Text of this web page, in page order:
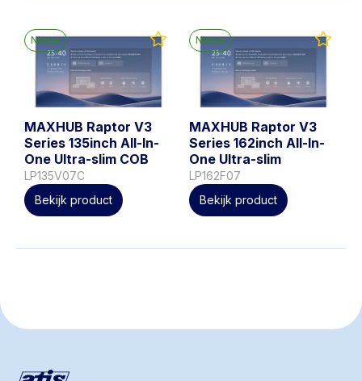
Nieuw
MAXHUB Raptor V3
Series 135inch All-In-
One Ultra-slim COB
LP135V07C
Bekijk product
Nieuw
MAXHUB Raptor V3
Series 162inch All-In-
One Ultra-slim
LP162F07
Bekijk product